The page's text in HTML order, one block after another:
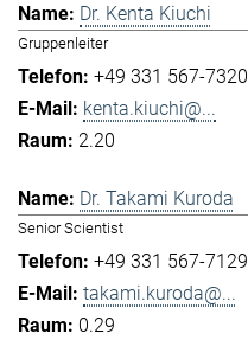
Dr. Kenta Kiuchi
Gruppenleiter
+49 331 567-7320
kenta.kiuchi@...
2.20
Dr. Takami Kuroda
Senior Scientist
+49 331 567-7129
takami.kuroda@...
0.29